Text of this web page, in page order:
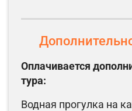
Оплачивается
тура:
Водная прогулка на